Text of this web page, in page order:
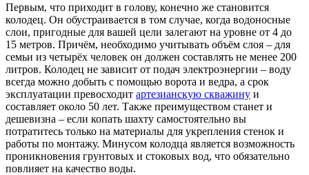
Первым, что приходит в голову, конечно же становится
колодец. Он обустраивается в том случае, когда водоносные
слои, пригодные для вашей цели залегают на уровне от 4 до
15 метров. Причём, необходимо учитывать объём слоя – для
семьи из четырёх человек он должен составлять не менее 200
литров. Колодец не зависит от подач электроэнергии – воду
всегда можно добыть с помощью ворота и ведра, а срок
эксплуатации превосходит артезианскую скважину и
составляет около 50 лет. Также преимуществом станет и
дешевизна – если копать шахту самостоятельно вы
потратитесь только на материалы для укрепления стенок и
работы по монтажу. Минусом колодца является возможность
проникновения грунтовых и стоковых вод, что обязательно
повлияет на качество воды.